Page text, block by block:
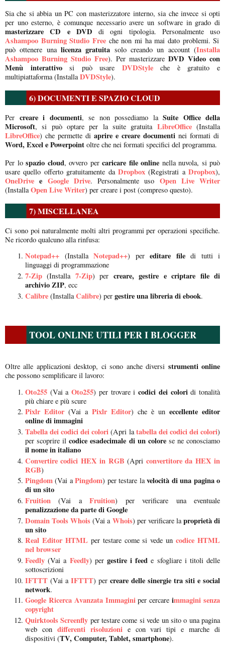
Sia che si abbia un PC con masterizzatore interno, sia che invece si opti
per uno esterno, è comunque necessario avere un software in grado di
masterizzare CD e DVD di ogni tipologia. Personalmente uso
Ashampoo Burning Studio Free che non mi ha mai dato problemi. Si
può ottenere unalicenza gratuita solo creando un account (Installa
Ashampoo Burning Studio Free). Per masterizzare DVD Video con
Menù interattivosi può usare DVDStyleche è gratuito e
multipiattaforma (Installa DVDStyle).
6) DOCUMENTI E SPAZIO CLOUD
Per creare i documenti, se non possediamo la Suite Office della
Microsoft, si può optare per la suite gratuita LibreOffice(Installa
LibreOffice) che permette di aprire e creare documenti nei formati di
Word, Excel e Powerpoint oltre che nei formati specifici del programma.
Per lo spazio cloud, ovvero percaricare file online nella nuvola, si può
usare quello offerto gratuitamente da Dropbox(Registrati a Dropbox),
OneDrive e Google Drive. Personalmente uso Open Live Writer
(InstallaOpen Live Writer) per creare i post (compreso questo).
7) MISCELLANEA
Ci sono poi naturalmente molti altri programmi per operazioni specifiche.
Ne ricordo qualcuno alla rinfusa:
Notepad++ (Installa Notepad++) pereditare filedi tutti i
linguaggi di programmazione
7-Zip (Installa 7-Zip) per creare, gestire e criptare file di
archivio ZIP, ecc
Calibre (Installa Calibre) per gestire una libreria di ebook.
TOOL ONLINE UTILI PER I BLOGGER
Oltre alle applicazioni desktop, ci sono anche diversi strumenti online
che possono semplificare il lavoro:
Oto255 (Vai a Oto255) per trovare icodici dei coloridi tonalità
più chiare e più scure
Pixlr Editor(Vai a Pixlr Editor) che è un eccellente editor
online di immagini
Tabella dei codici dei colori (Apri latabella dei codici dei colori)
per scoprire ilcodice esadecimale di un colorese ne conosciamo
il nome in italiano
Convertire codici HEX in RGB (Apri convertitore da HEX in
RGB)
Pingdom (Vai a Pingdom) per testare lavelocità di una pagina o
di un sito
Fruition (Vai a Fruition) per verificare una eventuale
penalizzazione da parte di Google
Domain Tools Whois (Vai a Whois) per verificare laproprietà di
un sito
Real Editor HTML per testare come si vede un codice HTML
nel browser
Feedly (Vai a Feedly) per gestire i feed e sfogliare i titoli delle
sottoscrizioni
IFTTT (Vai a IFTTT) per creare delle sinergie tra siti e social
network.
Google Ricerca Avanzata Immaginiper cercareimmagini senza
copyright
Quirktools Screenfly per testare come si vede un sito o una pagina
web con differenti risoluzioni e con vari tipi e marche di
dispositivi (TV, Computer, Tablet, smartphone).